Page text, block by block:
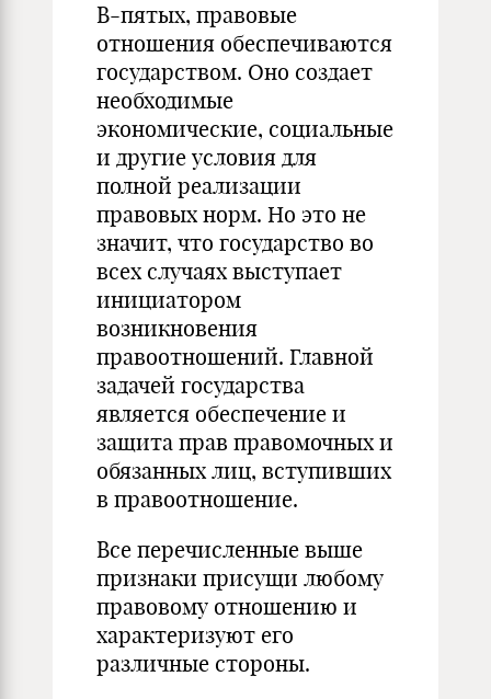
В-пятых, правовые
отношения обеспечиваются
государством. Оно создает
необходимые
экономические, социальные
и другие условия для
полной реализации
правовых норм. Но это не
значит, что государство во
всех случаях выступает
инициатором
возникновения
правоотношений. Главной
задачей государства
является обеспечение и
защита прав правомочных и
обязанных лиц, вступивших
в правоотношение.
Все перечисленные выше
признаки присущи любому
правовому отношению и
характеризуют его
различные стороны.